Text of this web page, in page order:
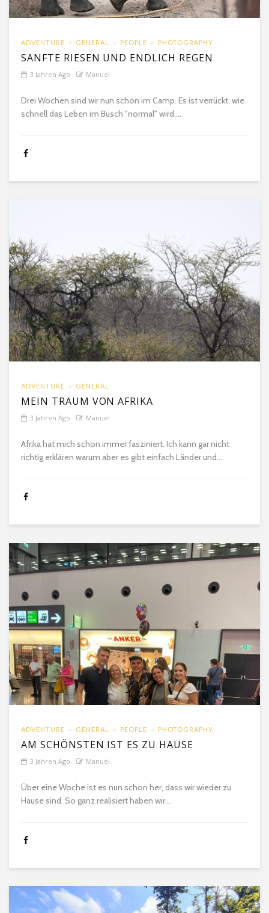
ADVENTURE GENERAL PEOPLE PHOTOGRAPHY
SANFTE RIESEN UND ENDLICH REGEN
3 Jahren Ago Manuel
Drei Wochen sind wir nun schon im Camp. Es ist verrückt, wie
schnell das Leben im Busch "normal" wird....
ADVENTURE GENERAL
MEIN TRAUM VON AFRIKA
3 Jahren Ago Manuel
Afrika hat mich schon immer fasziniert. Ich kann gar nicht
richtig erklären warum aber es gibt einfach Länder und...
ADVENTURE GENERAL PEOPLE PHOTOGRAPHY
AM SCHÖNSTEN IST ES ZU HAUSE
3 Jahren Ago Manuel
Über eine Woche ist es nun schon her, dass wir wieder zu
Hause sind. So ganz realisiert haben wir...